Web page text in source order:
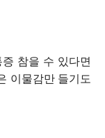
참을 수 있다면
이물감만 들기도